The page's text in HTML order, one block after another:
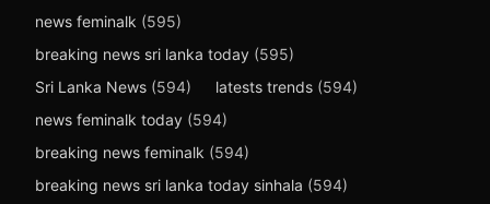
news feminalk (595)
breaking news sri lanka today (595)
Sri Lanka News (594) latests trends (594)
news feminalk today (594)
breaking news feminalk (594)
breaking news sri lanka today sinhala (594)